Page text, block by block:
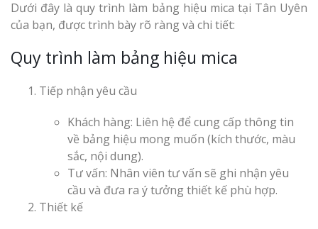
Dưới đây là quy trình làm bảng hiệu mica tại Tân Uyên
của bạn, được trình bày rõ ràng và chi tiết:
Quy trình làm bảng hiệu mica
Tiếp nhận yêu cầu
Khách hàng: Liên hệ để cung cấp thông tin
về bảng hiệu mong muốn (kích thước, màu
sắc, nội dung).
Tư vấn: Nhân viên tư vấn sẽ ghi nhận yêu
cầu và đưa ra ý tưởng thiết kế phù hợp.
Thiết kế